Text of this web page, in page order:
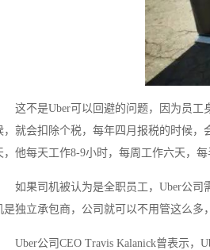
这不是Uber可以回避的问题，因为员
，就会扣除个税，每年四月报税的时候，
，他每天工作8-9小时，每周工作六天，
如果司机被认为是全职员工，Uber公司
是独立承包商，公司就可以不用管这么多
Uber公司CEO Travis Kalanick曾表示，